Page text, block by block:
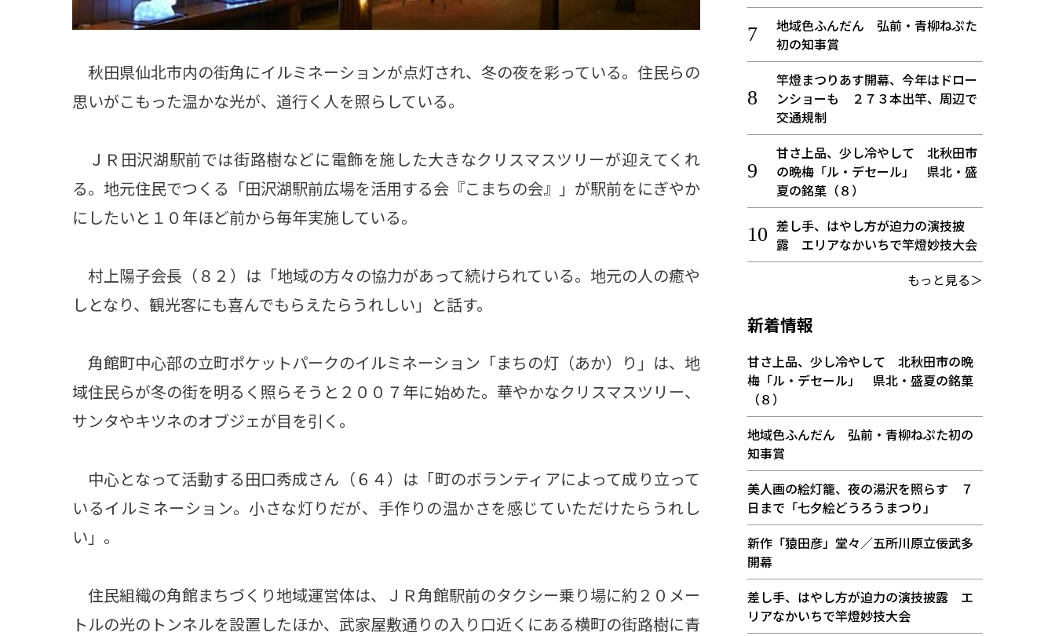
秋田県仙北市内の街角にイルミネーションが点灯され、冬の夜を彩っている。住民らの
思いがこもった温かな光が、道行く人を照らしている。
ＪＲ田沢湖駅前では街路樹などに電飾を施した大きなクリスマスツリーが迎えてくれ
る。地元住民でつくる「田沢湖駅前広場を活用する会『こまちの会』」が駅前をにぎやか
にしたいと１０年ほど前から毎年実施している。
村上陽子会長（８２）は「地域の方々の協力があって続けられている。地元の人の癒や
しとなり、観光客にも喜んでもらえたらうれしい」と話す。
角館町中心部の立町ポケットパークのイルミネーション「まちの灯（あか）り」は、地
域住民らが冬の街を明るく照らそうと２００７年に始めた。華やかなクリスマスツリー、
サンタやキツネのオブジェが目を引く。
中心となって活動する田口秀成さん（６４）は「町のボランティアによって成り立って
いるイルミネーション。小さな灯りだが、手作りの温かさを感じていただけたらうれし
い」。
住民組織の角館まちづくり地域運営体は、ＪＲ角館駅前のタクシー乗り場に約２０メー
トルの光のトンネルを設置したほか、武家屋敷通りの入り口近くにある横町の街路樹に青
地域色ふんだん 弘前・青柳ねぷた
初の知事賞
竿燈まつりあす開幕、今年はドロー
ンショーも ２７３本出竿、周辺で
交通規制
甘さ上品、少し冷やして 北秋田市
の晩梅「ル・デセール」 県北・盛
夏の銘菓（８）
差し手、はやし方が迫力の演技披
露 エリアなかいちで竿燈妙技大会
もっと見る＞
新着情報
甘さ上品、少し冷やして 北秋田市の晩
梅「ル・デセール」 県北・盛夏の銘菓
（８）
地域色ふんだん 弘前・青柳ねぷた初の
知事賞
美人画の絵灯籠、夜の湯沢を照らす ７
日まで「七夕絵どうろうまつり」
新作「猿田彦」堂々／五所川原立佞武多
開幕
差し手、はやし方が迫力の演技披露 エ
リアなかいちで竿燈妙技大会